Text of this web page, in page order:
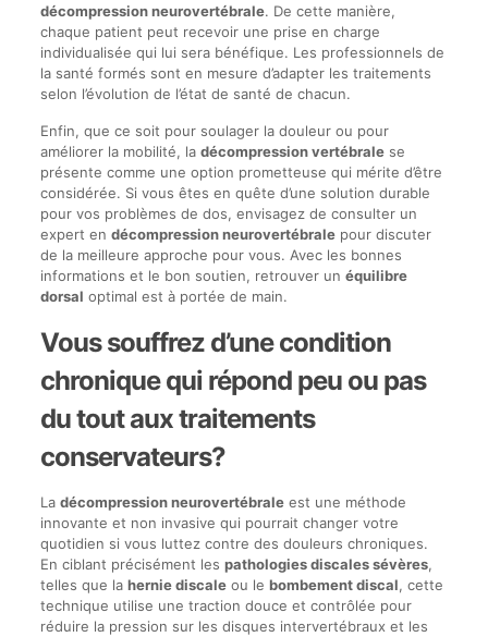
décompression neurovertébrale. De cette manière,
chaque patient peut recevoir une prise en charge
individualisée qui lui sera bénéfique. Les professionnels de
la santé formés sont en mesure d’adapter les traitements
selon l’évolution de l’état de santé de chacun.
Enfin, que ce soit pour soulager la douleur ou pour
améliorer la mobilité, la décompression vertébralese
présente comme une option prometteuse qui mérite d’être
considérée. Si vous êtes en quête d’une solution durable
pour vos problèmes de dos, envisagez de consulter un
expert en décompression neurovertébralepour discuter
de la meilleure approche pour vous. Avec les bonnes
informations et le bon soutien, retrouver un équilibre
dorsal optimal est à portée de main.
Vous souffrez d’une condition
chronique qui répond peu ou pas
du tout aux traitements
conservateurs?
La décompression neurovertébraleest une méthode
innovante et non invasive qui pourrait changer votre
quotidien si vous luttez contre des douleurs chroniques.
En ciblant précisément les pathologies discales sévères,
telles que la hernie discaleou le bombement discal, cette
technique utilise une traction douce et contrôlée pour
réduire la pression sur les disques intervertébraux et les